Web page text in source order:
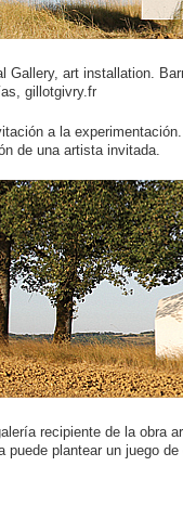
Gallery, art installation.
gillotgivry.fr
a la
de una artista invitada.
recipiente de la obra
puede plantear un juego